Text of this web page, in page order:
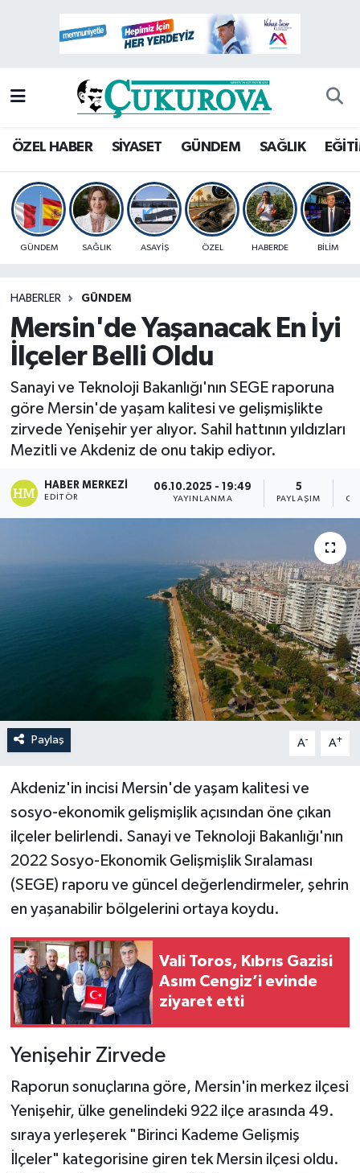
ÖZEL HABER SİYASET GÜNDEM SAĞLIK
GÜNDEM SAĞLIK ASAYİŞ ÖZEL HABERDE BİLİM
HABERLER GÜNDEM
Mersin'de Yaşanacak En İyi
İlçeler Belli Oldu
Sanayi ve Teknoloji Bakanlığı'nın SEGE raporuna
göre Mersin'de yaşam kalitesi ve gelişmişlikte
zirvede Yenişehir yer alıyor. Sahil hattının yıldızları
Mezitli ve Akdeniz de onu takip ediyor.
HABER MERKEZI
EDITÖR
06.10.2025 - 19:49
YAYINLANMA
5
PAYLAŞIM
Paylaş A- A+
Akdeniz'in incisi Mersin'de yaşam kalitesi ve
sosyo-ekonomik gelişmişlik açısından öne çıkan
ilçeler belirlendi. Sanayi ve Teknoloji Bakanlığı'nın
2022 Sosyo-Ekonomik Gelişmişlik Sıralaması
(SEGE) raporu ve güncel değerlendirmeler, şehrin
en yaşanabilir bölgelerini ortaya koydu.
Vali Toros, Kıbrıs Gazisi
Asım Cengiz’i evinde
ziyaret etti
Yenişehir Zirvede
Raporun sonuçlarına göre, Mersin'in merkez ilçesi
Yenişehir, ülke genelindeki 922 ilçe arasında 49.
sıraya yerleşerek "Birinci Kademe Gelişmiş
İlçeler" kategorisine giren tek Mersin ilçesi oldu.
Mersin Hava Durumu
Mersin Namaz Vakitleri
Mersin Trafik Yoğunluk Haritası
Süper Lig Puan Durumu ve Fikstür
Haber Arşivi